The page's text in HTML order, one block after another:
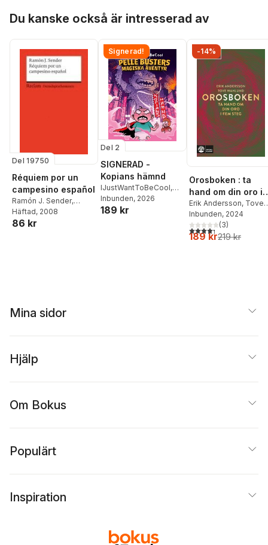
Du kanske också är intresserad av
Del 19750
Réquiem por un
campesino español
Ramón J. Sender,
Patrick Saulheimer
Rosamna Pardellas
Häftad, 2008
86 kr
Signerad!
Del 2
SIGNERAD -
Kopians hämnd
IJustWantToBeCool,
Joel Adolphson
Ejdemo Beer
Inbunden, 2026
189 kr
-14%
Orosboken : ta
hand om din oro i
fem steg
Erik Andersson, Tove
Wahlund
Inbunden, 2024
4,3utav 5 stjärnor.
(3)
189 kr219 kr
Mina sidor
Hjälp
Om Bokus
Populärt
Inspiration